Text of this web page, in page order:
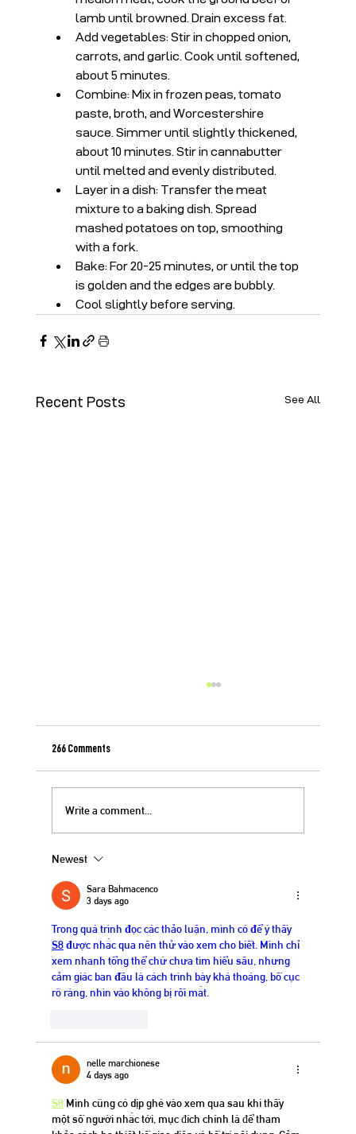
lamb until browned. Drain excess fat.
Add vegetables: Stir in chopped onion,
carrots, and garlic. Cook until softened,
about 5 minutes.
Combine: Mix in frozen peas, tomato
paste, broth, and Worcestershire
sauce. Simmer until slightly thickened,
about 10 minutes. Stir in cannabutter
until melted and evenly distributed.
Layer in a dish: Transfer the meat
mixture to a baking dish. Spread
mashed potatoes on top, smoothing
with a fork.
Bake: For 20-25 minutes, or until the top
is golden and the edges are bubbly.
Cool slightly before serving.
Recent Posts See All
Berry Crisp for 4th of July
266 Comments
Write a comment...
Newest
Sara Bahmacenco
3 days ago
Trong quá trình đọc các thảo luận, mình có để ý thấy
S8 được nhắc qua nên thử vào xem cho biết. Mình chỉ
xem nhanh tổng thể chứ chưa tìm hiểu sâu, nhưng
cảm giác ban đầu là cách trình bày khá thoáng, bố cục
rõ ràng, nhìn vào không bị rối mắt.
nelle marchionese
4 days ago
S8 Mình cũng có dịp ghé vào xem qua sau khi thấy
một số người nhắc tới, mục đích chính là để tham